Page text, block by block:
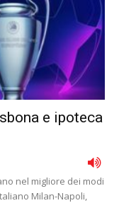
e ipoteca
nel migliore dei modi
Milan-Napoli,